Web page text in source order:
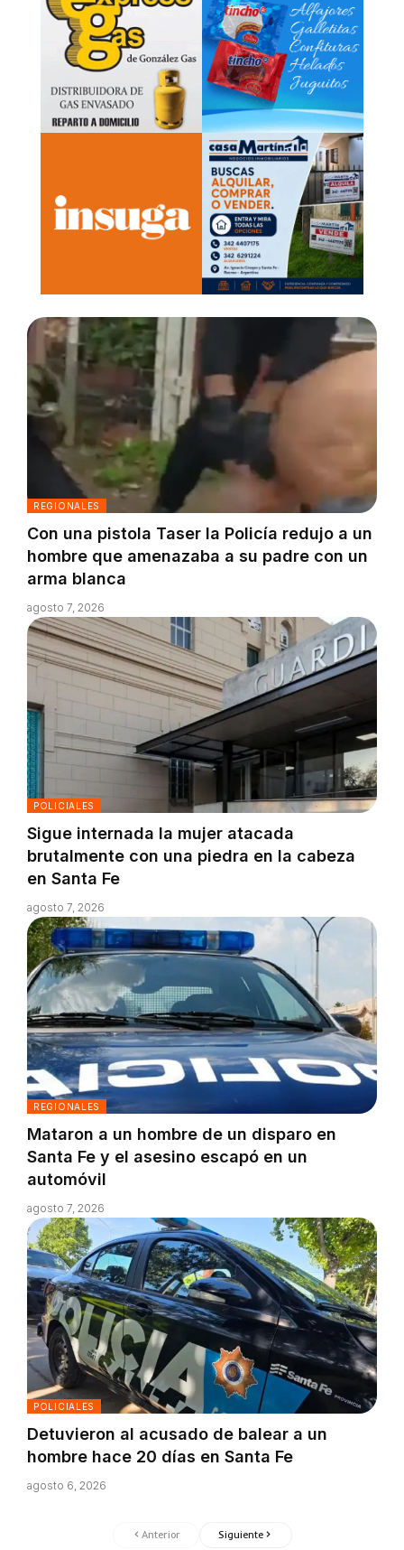
REGIONALES
Con una pistola Taser la Policía redujo a un
hombre que amenazaba a su padre con un
arma blanca
agosto 7, 2026
POLICIALES
Sigue internada la mujer atacada
brutalmente con una piedra en la cabeza
en Santa Fe
agosto 7, 2026
REGIONALES
Mataron a un hombre de un disparo en
Santa Fe y el asesino escapó en un
automóvil
agosto 7, 2026
POLICIALES
Detuvieron al acusado de balear a un
hombre hace 20 días en Santa Fe
agosto 6, 2026
Anterior Siguiente